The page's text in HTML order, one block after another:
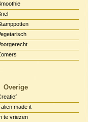
Overige
made it
te vriezen